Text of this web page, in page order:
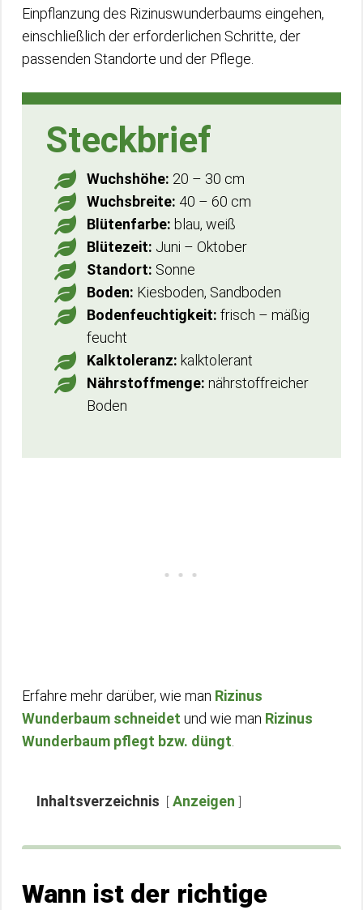
Einpflanzung des Rizinuswunderbaums eingehen,
einschließlich der erforderlichen Schritte, der
passenden Standorte und der Pflege.
Steckbrief
Wuchshöhe: 20 – 30 cm
Wuchsbreite: 40 – 60 cm
Blütenfarbe: blau, weiß
Blütezeit: Juni – Oktober
Standort: Sonne
Boden: Kiesboden, Sandboden
Bodenfeuchtigkeit: frisch – mäßig
feucht
Kalktoleranz: kalktolerant
Nährstoffmenge: nährstoffreicher
Boden
Erfahre mehr darüber, wie man Rizinus
Wunderbaum schneidet und wie man Rizinus
Wunderbaum pflegt bzw. düngt
Inhaltsverzeichnis Anzeigen
Wann ist der richtige